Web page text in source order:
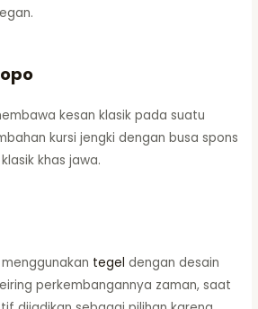
kesan klasik pada suatu
kursi jengki dengan busa spons
khas jawa.
tegel dengan desain
perkembangannya zaman, saat